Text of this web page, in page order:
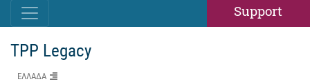
Support
TPP Legacy
ΕΛΛΑΔΑ